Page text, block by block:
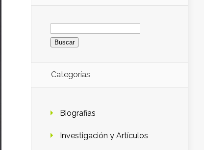
Buscar:
Categorías
Biografias
Investigación y Artículos